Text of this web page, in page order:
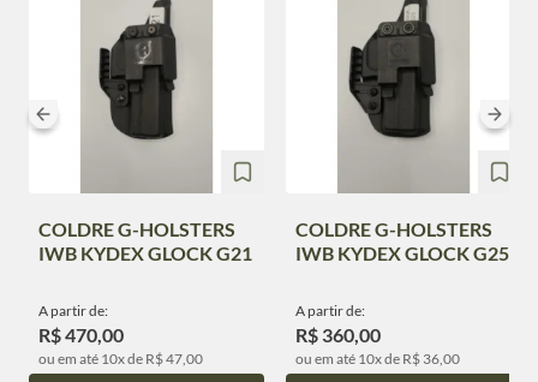
COLDRE G-HOLSTERS
IWB KYDEX GLOCK G21
A partir de:
R$ 470,00
ou em até 10x de R$ 47,00
COLDRE G-HOLSTERS
IWB KYDEX GLOCK G25
A partir de:
R$ 360,00
ou em até 10x de R$ 36,00